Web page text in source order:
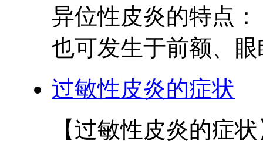
异位性皮炎的特点
也可发生于前额、
过敏性皮炎的症状
【过敏性皮炎的症